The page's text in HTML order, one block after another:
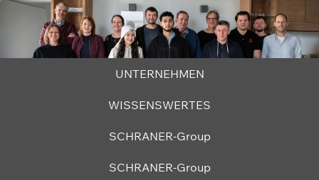
​UNTERNEHMEN
​​​​​​WISSENSWERTES
​SCHRANER-Group
​SCHRANER-Group